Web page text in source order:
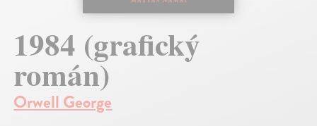
1984 (grafický
román)
Orwell George